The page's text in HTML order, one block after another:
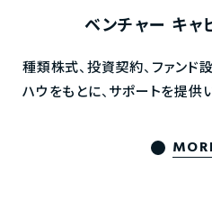
ベンチャー キャ
種類株式、投資契約、ファンド
ハウをもとに、サポートを提供